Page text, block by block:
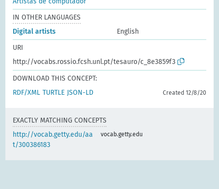
IN OTHER LANGUAGES
Digital artists
English
URI
http://vocabs.rossio.fcsh.unl.pt/tesauro/c_8e3859f3
DOWNLOAD THIS CONCEPT:
RDF/XML TURTLE JSON-LD Created 12/8/20
EXACTLY MATCHING CONCEPTS
http://vocab.getty.edu/aa
t/300386183
vocab.getty.edu